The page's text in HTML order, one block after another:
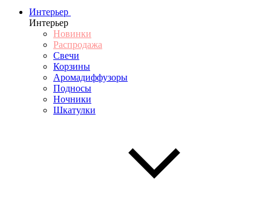
Интерьер
Интерьер
Новинки
Распродажа
Свечи
Корзины
Аромадиффузоры
Подносы
Ночники
Шкатулки